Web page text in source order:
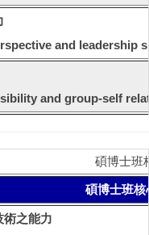
and leadership
and group-self
碩博士班
碩博士班
術之能力